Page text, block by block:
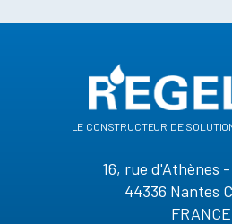
le constructeur de
16, rue d'Athènes
44336 Nantes
FRANCE